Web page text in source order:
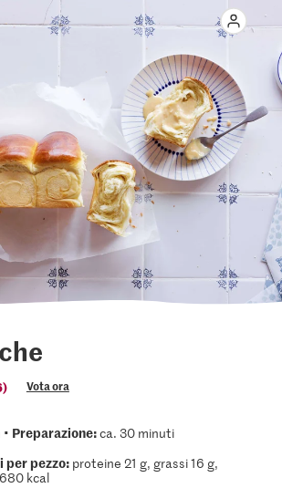
Vota ora
Preparazione:ca. 30 minuti
per pezzo:proteine 21 g, grassi 16 g,
kcal